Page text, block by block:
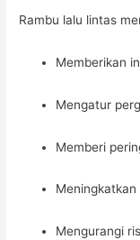
Rambu lalu lintas
Memberikan
Mengatur
Memberi
Mengurangi